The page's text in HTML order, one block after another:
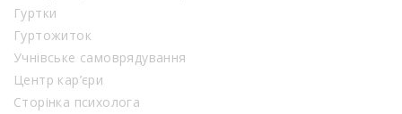
Гуртки
Гуртожиток
Учнівське самоврядування
Центр кар’єри
Сторінка психолога